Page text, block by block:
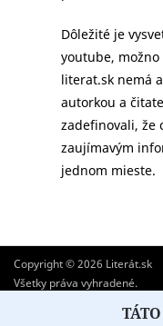
Dôležité je
youtube,
literat.sk nemá
autorkou a
zadefinovali, že
zaujímavým
jednom mieste.
Copyright © 2026 Literát.sk
Všetky práva vyhradené.